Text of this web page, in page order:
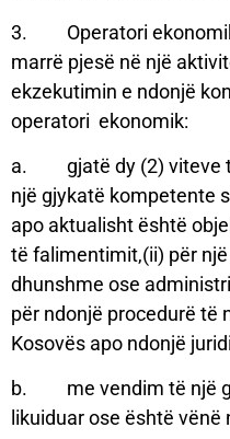
3. Operatori ekonomik
marrë pjesë në një
ekzekutimin e ndonjë
operatori ekonomik:
a. gjatë dy (2) viteve
një gjykatë kompetente
apo aktualisht është
të falimentimit,(ii) për
dhunshme ose
për ndonjë procedurë të
Kosovës apo ndonjë
b. me vendim të një
likuiduar ose është